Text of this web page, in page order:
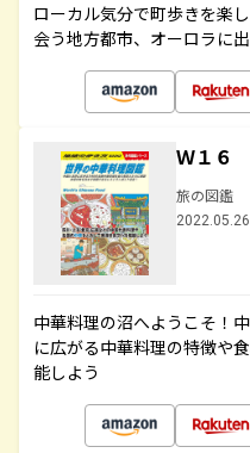
ローカル気分で町歩きを楽
会う地方都市、オーロラに
Ｗ１６
旅の図鑑
中華料理の沼へようこそ！
に広がる中華料理の特徴や
能しよう